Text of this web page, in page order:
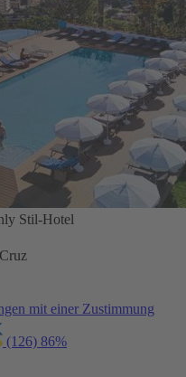
Stil-Hotel
mit einer Zustimmung
(126) 86%